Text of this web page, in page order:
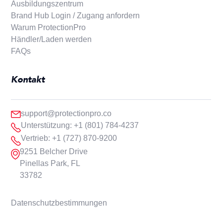
Ausbildungszentrum
Brand Hub Login / Zugang anfordern
Warum ProtectionPro
Händler/Laden werden
FAQs
Kontakt
support@protectionpro.co
Unterstützung: +1 (801) 784-4237
Vertrieb: +1 (727) 870-9200
9251 Belcher Drive
Pinellas Park, FL
33782
Datenschutzbestimmungen